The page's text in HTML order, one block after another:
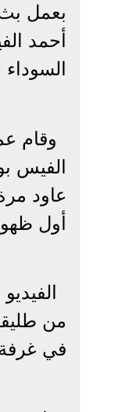
بعمل
أحمد
وقام
الفيس
عاود
أول
من
في